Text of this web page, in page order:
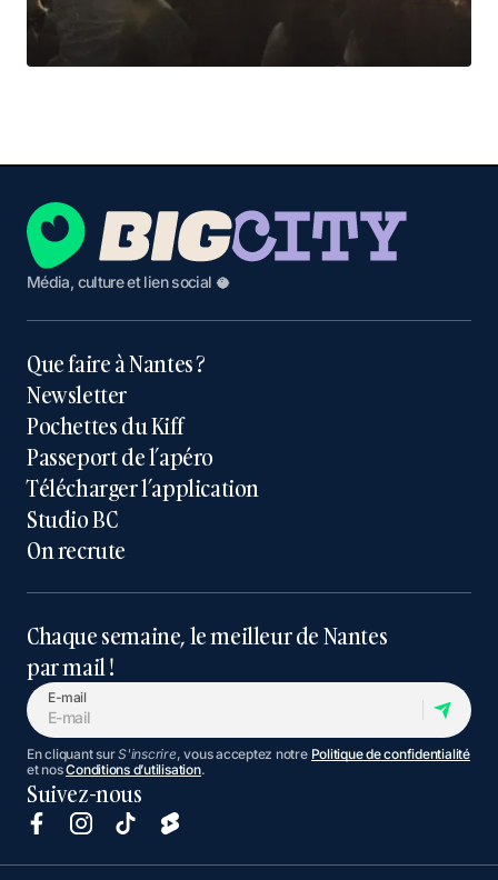
Média, culture et lien social 🥥
Que faire à Nantes ?
Newsletter
Pochettes du Kiff
Passeport de l’apéro
Télécharger l’application
Studio BC
On recrute
Chaque semaine, le meilleur de Nantes
par mail !
E-mail
En cliquant surS'inscrire, vous acceptez notre Politique de confidentialité
et nosConditions d’utilisation.
Suivez-nous